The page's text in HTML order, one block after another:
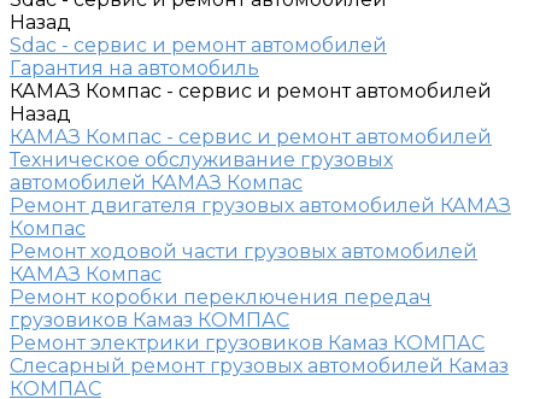
Назад
Sdac - сервис и ремонт автомобилей
Гарантия на автомобиль
КАМАЗ Компас - сервис и ремонт автомобилей
Назад
КАМАЗ Компас - сервис и ремонт автомобилей
Техническое обслуживание грузовых
автомобилей КАМАЗ Компас
Ремонт двигателя грузовых автомобилей КАМАЗ
Компас
Ремонт ходовой части грузовых автомобилей
КАМАЗ Компас
Ремонт коробки переключения передач
грузовиков Камаз КОМПАС
Ремонт электрики грузовиков Камаз КОМПАС
Слесарный ремонт грузовых автомобилей Камаз
КОМПАС